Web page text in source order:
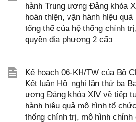
hành Trung ương Đảng khóa
hoàn thiện, vận hành hiệu
tổng thể của hệ thống chính
quyền địa phương 2 cấp
Kế hoạch 06-KH/TW của Bộ
Kết luận Hội nghị lần thứ ba
ương Đảng khóa XIV về tiếp
hành hiệu quả mô hình tổ
thống chính trị, mô hình chính